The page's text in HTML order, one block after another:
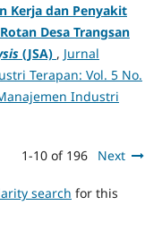
Kerja dan Penyakit
Desa Trangsan
(JSA) , Jurnal
Terapan: Vol. 5 No.
Industri
1-10 of 196 Next
search for this